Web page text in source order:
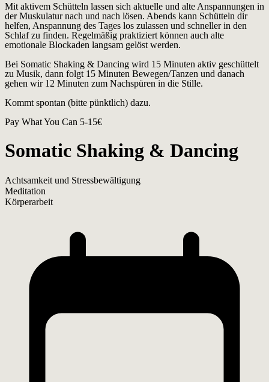
Mit aktivem Schütteln lassen sich aktuelle und alte Anspannungen in
der Muskulatur nach und nach lösen. Abends kann Schütteln dir
helfen, Anspannung des Tages los zulassen und schneller in den
Schlaf zu finden. Regelmäßig praktiziert können auch alte
emotionale Blockaden langsam gelöst werden.
Bei Somatic Shaking & Dancing wird 15 Minuten aktiv geschüttelt
zu Musik, dann folgt 15 Minuten Bewegen/Tanzen und danach
gehen wir 12 Minuten zum Nachspüren in die Stille.
Kommt spontan (bitte pünktlich) dazu.
Pay What You Can 5-15€
Somatic Shaking & Dancing
Achtsamkeit und Stressbewältigung
Meditation
Körperarbeit